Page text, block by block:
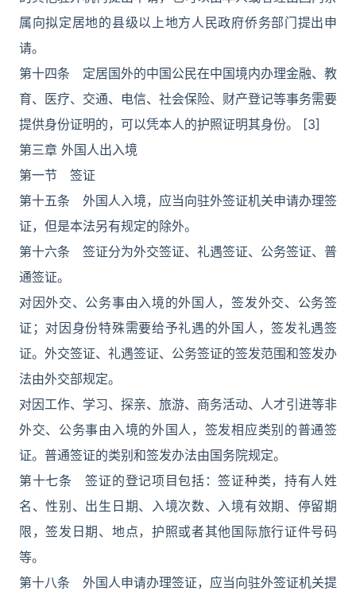
属向拟定居地的县级以上地方人民政府侨务部门提出申
请。
第十四条 定居国外的中国公民在中国境内办理金融、教
育、医疗、交通、电信、社会保险、财产登记等事务需要
提供身份证明的，可以凭本人的护照证明其身份。 [3]
第三章 外国人出入境
第一节 签证
第十五条 外国人入境，应当向驻外签证机关申请办理签
证，但是本法另有规定的除外。
第十六条 签证分为外交签证、礼遇签证、公务签证、普
通签证。
对因外交、公务事由入境的外国人，签发外交、公务签
证；对因身份特殊需要给予礼遇的外国人，签发礼遇签
证。外交签证、礼遇签证、公务签证的签发范围和签发办
法由外交部规定。
对因工作、学习、探亲、旅游、商务活动、人才引进等非
外交、公务事由入境的外国人，签发相应类别的普通签
证。普通签证的类别和签发办法由国务院规定。
第十七条 签证的登记项目包括：签证种类，持有人姓
名、性别、出生日期、入境次数、入境有效期、停留期
限，签发日期、地点，护照或者其他国际旅行证件号码
等。
第十八条 外国人申请办理签证，应当向驻外签证机关提